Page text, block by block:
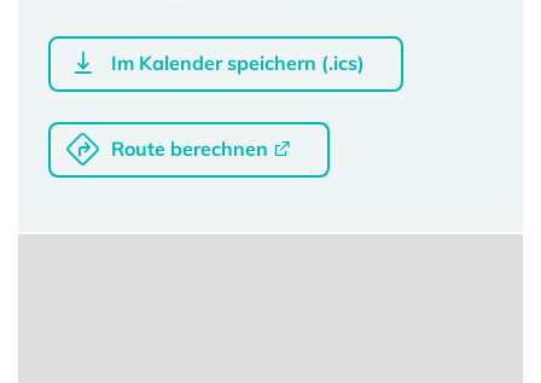
Im Kalender speichern (.ics)
Route berechnen